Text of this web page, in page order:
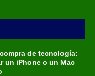
de tecnología:
un iPhone o un Mac